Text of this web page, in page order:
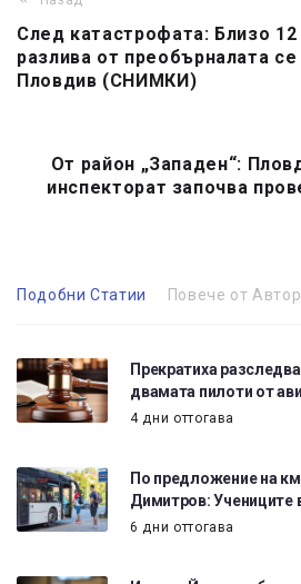
След катастрофата: Близо 12
разлива от преобърналата
Пловдив (СНИМКИ)
От район „Западен“:
инспекторат започва
Подобни Статии Повече от
Прекратиха
двамата пилоти от
4 дни оттогава
По предложение на
Димитров: Учениците
6 дни оттогава